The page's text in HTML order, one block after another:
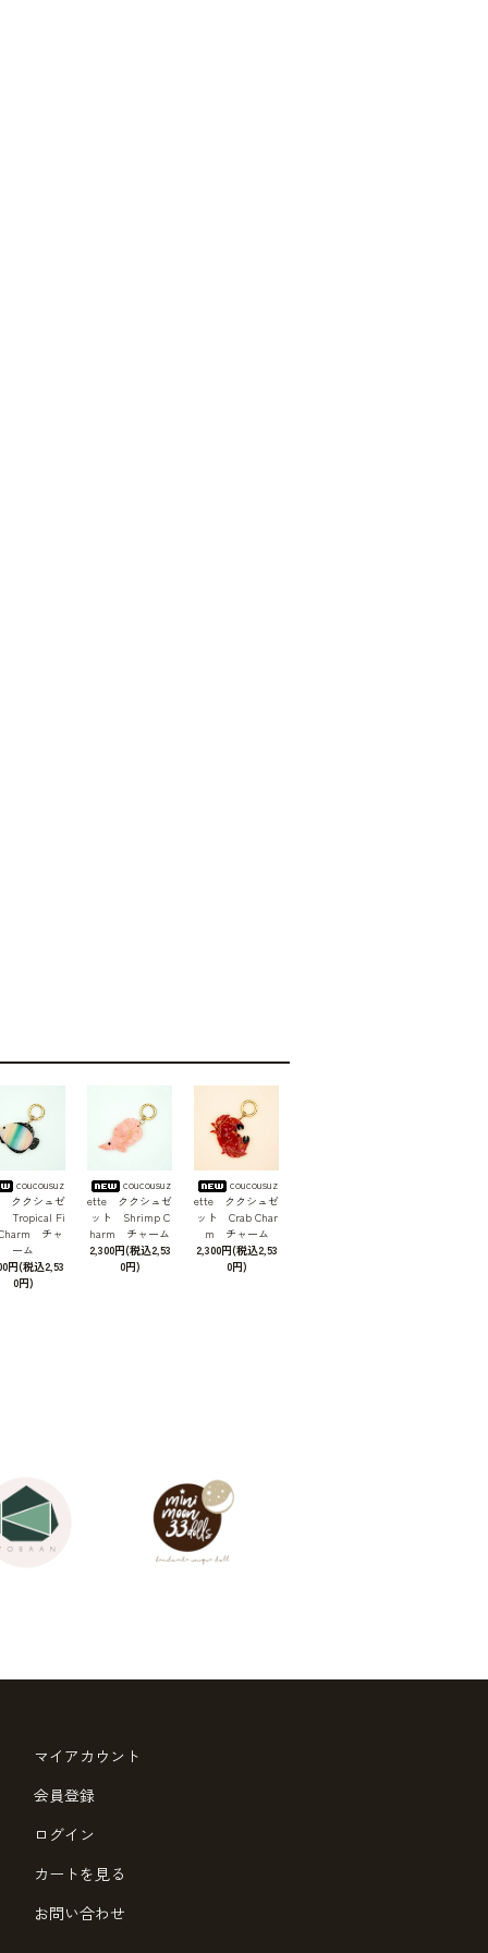
coucousuz
ククシュゼ
Tropical Fi
チャ
ーム
円(税込2,53
0円)
coucousuz
ette ククシュゼ
ット Shrimp C
harm チャーム
2,300円(税込2,53
0円)
coucousuz
ette ククシュゼ
ット Crab Char
m チャーム
2,300円(税込2,53
0円)
マイアカウント
会員登録
ログイン
カートを見る
お問い合わせ